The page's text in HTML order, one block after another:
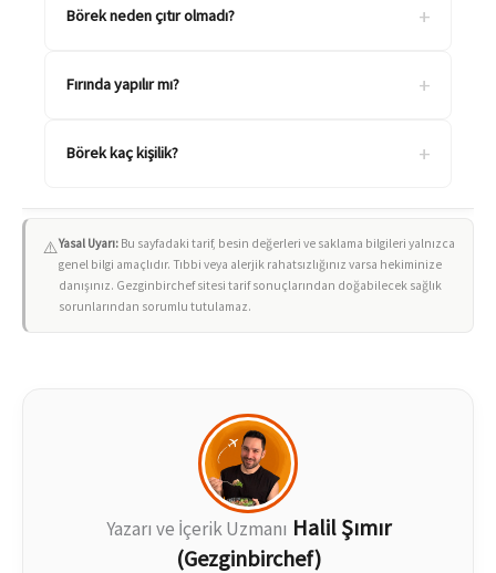
Börek neden çıtır olmadı? +
Fırında yapılır mı? +
Börek kaç kişilik? +
⚠️Yasal Uyarı: Bu sayfadaki tarif, besin değerleri ve saklama bilgileri yalnızca
genel bilgi amaçlıdır. Tıbbi veya alerjik rahatsızlığınız varsa hekiminize
danışınız. Gezginbirchef sitesi tarif sonuçlarından doğabilecek sağlık
sorunlarından sorumlu tutulamaz.
Yazarı ve İçerik Uzmanı Halil Şımır
(Gezginbirchef)